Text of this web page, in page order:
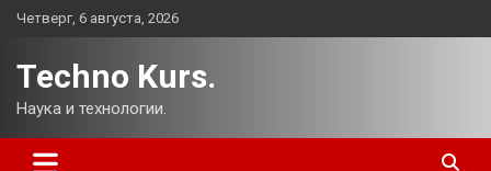
Перейти
Четверг, 6 августа, 2026
Techno Kurs.
Наука и технологии.